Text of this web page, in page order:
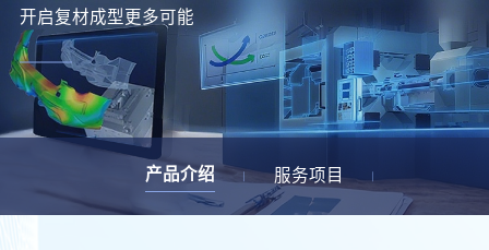
开启复材成型更多可能
产品介绍 服务项目